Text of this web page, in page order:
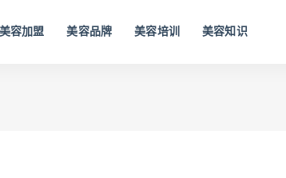
美容加盟 美容品牌 美容培训 美容知识